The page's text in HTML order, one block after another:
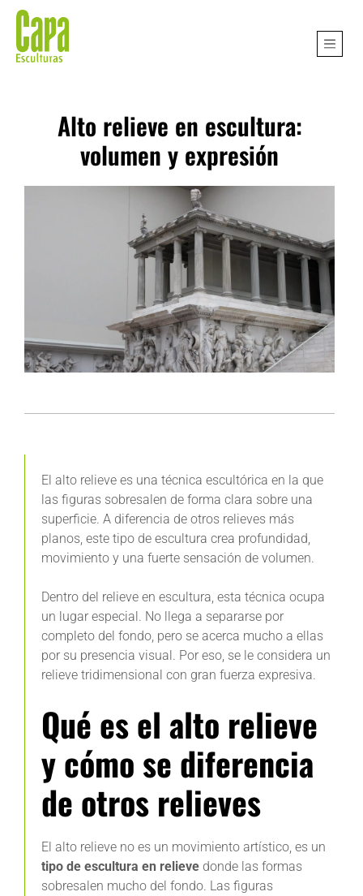
Alto relieve en escultura:
volumen y expresión
El alto relieve es una técnica escultórica en la que
las figuras sobresalen de forma clara sobre una
superficie. A diferencia de otros relieves más
planos, este tipo de escultura crea profundidad,
movimiento y una fuerte sensación de volumen.
Dentro del relieve en escultura, esta técnica ocupa
un lugar especial. No llega a separarse por
completo del fondo, pero se acerca mucho a ellas
por su presencia visual. Por eso, se le considera un
relieve tridimensional con gran fuerza expresiva.
Qué es el alto relieve
y cómo se diferencia
de otros relieves
El alto relieve no es un movimiento artístico, es un
tipo de escultura en relieve donde las formas
sobresalen mucho del fondo. Las figuras